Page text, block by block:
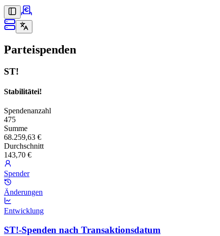
Parteispenden
ST!
Stabilitātei!
Spendenanzahl
475
Summe
68.259,63 €
Durchschnitt
143,70 €
Spender
Änderungen
Entwicklung
ST!-Spenden nach Transaktionsdatum